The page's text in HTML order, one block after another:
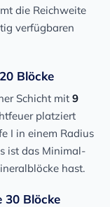
die Reichweite
verfügbaren
Blöcke
Schicht mit 9
platziert
I in einem Radius
ist das Minimal-
hast.
30 Blöcke